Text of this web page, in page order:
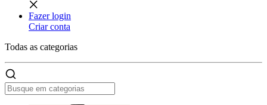
Fazer login
Criar conta
Todas as categorias